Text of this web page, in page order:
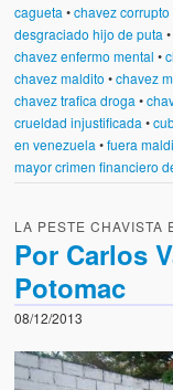
cagueta •chavez corrupto
desgraciado hijo de puta
chavez enfermo mental •
chavez maldito •chavez
chavez trafica droga •
crueldad injustificada •
en venezuela •fuera
mayor crimen financiero
LA PESTE CHAVISTA
Por Carlos
Potomac
08/12/2013